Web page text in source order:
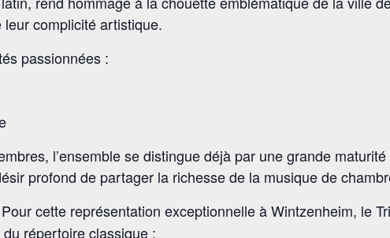
complicité artistique.
passionnées :
l’ensemble se distingue déjà par une grande
profond de partager la richesse de la musique de
Pour cette représentation exceptionnelle à Wintzenheim, le
répertoire classique :